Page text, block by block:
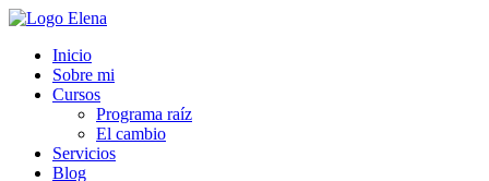
Inicio
Sobre mi
Cursos
Programa raíz
El cambio
Servicios
Blog